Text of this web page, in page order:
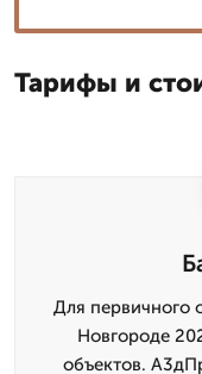
Тарифы и
Для первичного
Новгороде
объектов.